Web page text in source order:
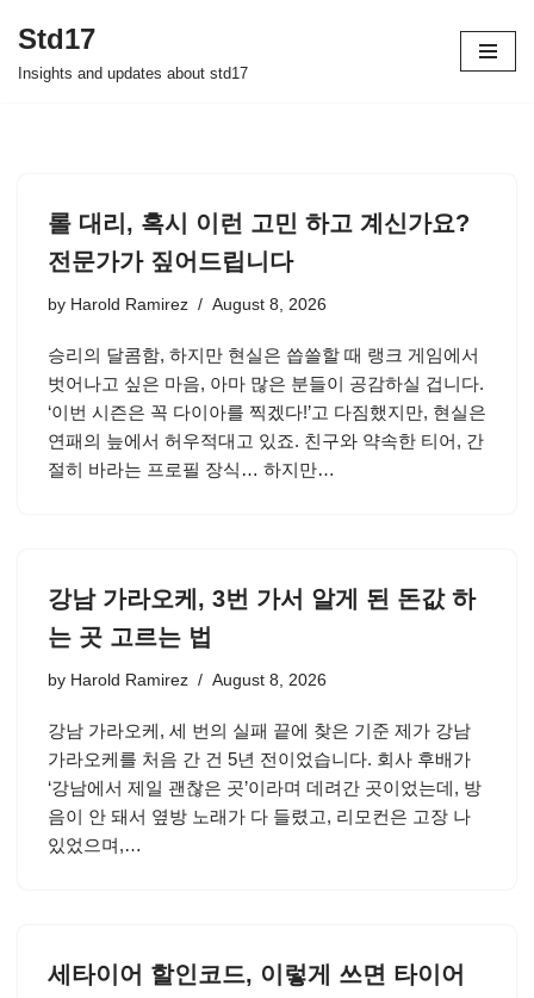
Skip
Std17
Insights and updates about std17
롤 대리, 혹시 이런 고민 하고 계신가요?
전문가가 짚어드립니다
by Harold Ramirez August 8, 2026
승리의 달콤함, 하지만 현실은 씁쓸할 때 랭크 게임에서
벗어나고 싶은 마음, 아마 많은 분들이 공감하실 겁니다.
‘이번 시즌은 꼭 다이아를 찍겠다!’고 다짐했지만, 현실은
연패의 늪에서 허우적대고 있죠. 친구와 약속한 티어, 간
절히 바라는 프로필 장식… 하지만…
강남 가라오케, 3번 가서 알게 된 돈값 하
는 곳 고르는 법
by Harold Ramirez August 8, 2026
강남 가라오케, 세 번의 실패 끝에 찾은 기준 제가 강남
가라오케를 처음 간 건 5년 전이었습니다. 회사 후배가
‘강남에서 제일 괜찮은 곳’이라며 데려간 곳이었는데, 방
음이 안 돼서 옆방 노래가 다 들렸고, 리모컨은 고장 나
있었으며,…
세타이어 할인코드, 이렇게 쓰면 타이어